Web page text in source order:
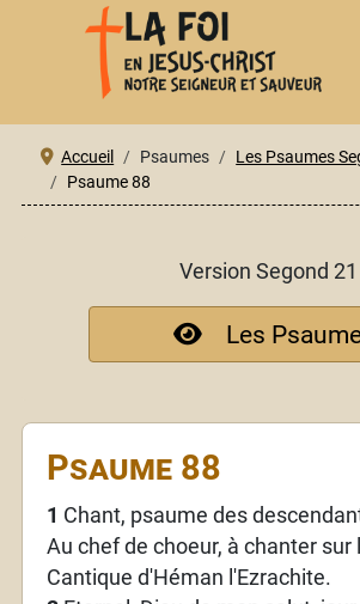
Accueil Psaumes
Les Psaumes
Psaume 88
Version Segond 21
Les
Psaume 88
1 Chant, psaume des
Au chef de choeur, à chanter sur
Cantique d'Héman l'Ezrachite.